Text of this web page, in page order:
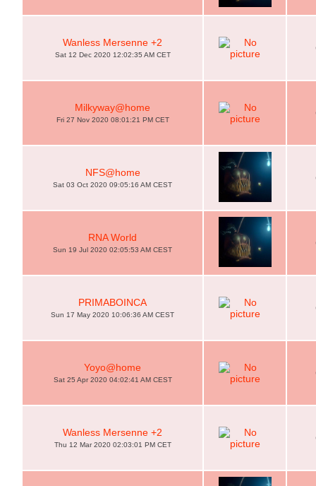
Wanless Mersenne +2
Sat 12 Dec 2020 12:02:35 AM CET
Milkyway@home
Fri 27 Nov 2020 08:01:21 PM CET
NFS@home
Sat 03 Oct 2020 09:05:16 AM CEST
RNA World
Sun 19 Jul 2020 02:05:53 AM CEST
PRIMABOINCA
Sun 17 May 2020 10:06:36 AM CEST
Yoyo@home
Sat 25 Apr 2020 04:02:41 AM CEST
Wanless Mersenne +2
Thu 12 Mar 2020 02:03:01 PM CET